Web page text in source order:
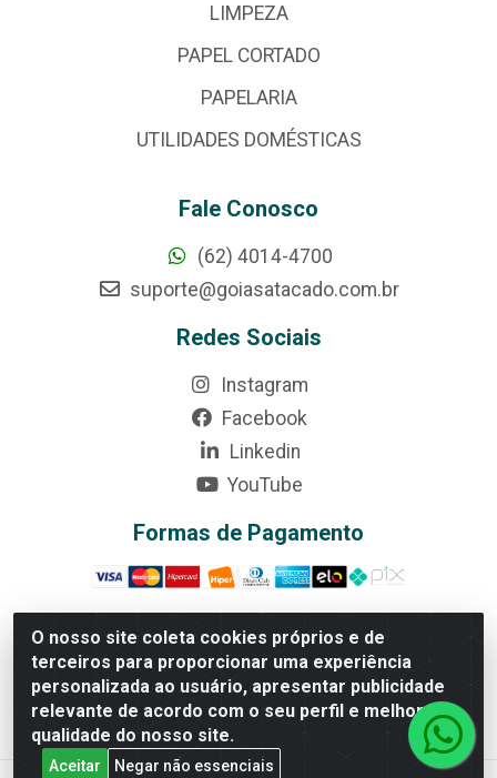
O nosso site coleta cookies próprios e de
terceiros para proporcionar uma experiência
personalizada ao usuário, apresentar publicidade
relevante de acordo com o seu perfil e melhorar a
qualidade do nosso site.
Aceitar Negar não essenciais
LIMPEZA
PAPEL CORTADO
PAPELARIA
UTILIDADES DOMÉSTICAS
Fale Conosco
(62) 4014-4700
suporte@goiasatacado.com.br
Redes Sociais
Instagram
Facebook
Linkedin
YouTube
Formas de Pagamento
Rede Brasil - Avenida Universitária, nº 3860, Jardim das
Américas II Etapa - Anápolis/GO - CEP 75070-415 -
CNPJ 07.728.073/0002-24